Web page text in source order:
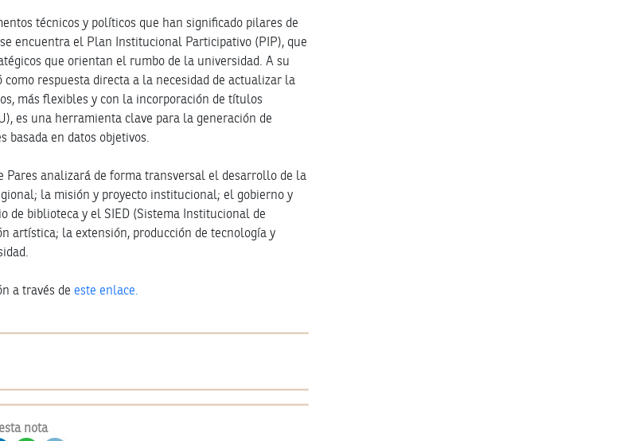
técnicos y políticos que han significado pilares de
encuentra el Plan Institucional Participativo (PIP), que
que orientan el rumbo de la universidad. A su
respuesta directa a la necesidad de actualizar la
más flexibles y con la incorporación de títulos
es una herramienta clave para la generación de
en datos objetivos.
Pares analizará de forma transversal el desarrollo de la
la misión y proyecto institucional; el gobierno y
de biblioteca y el SIED (Sistema Institucional de
artística; la extensión, producción de tecnología y
a través de este enlace.
nota